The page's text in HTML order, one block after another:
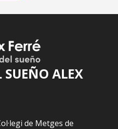
SUEÑO ALEX
de Metges de